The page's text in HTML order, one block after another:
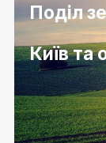
Поділ
Київ та